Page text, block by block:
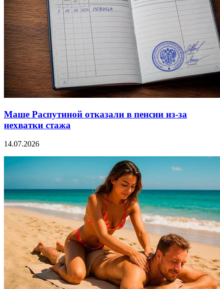
Маше Распутиной отказали в пенсии из-за
нехватки стажа
14.07.2026